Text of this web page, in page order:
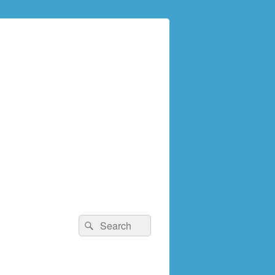
検
索:
検
索